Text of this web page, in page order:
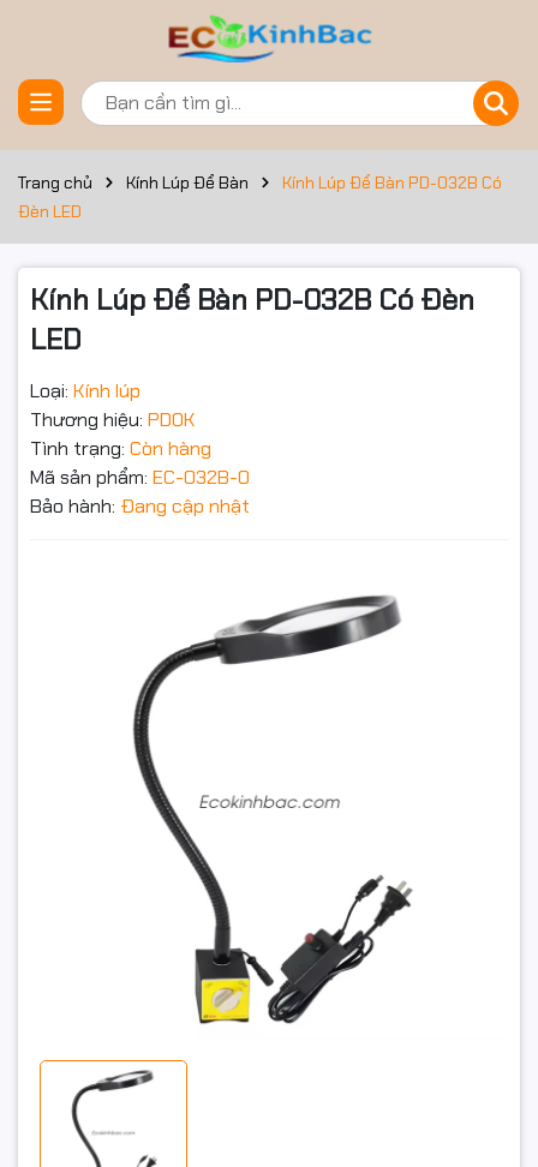
Trang chủ Kính Lúp Để Bàn
Kính Lúp Để Bàn PD-032B Có
Đèn LED
Kính Lúp Để Bàn PD-032B Có Đèn
LED
Loại: Kính lúp
Thương hiệu: PDOK
Tình trạng: Còn hàng
Mã sản phẩm: EC-032B-0
Bảo hành: Đang cập nhật
Đặt trước sản phẩm
Kính Lúp Để Bàn PD-032B Có Đèn LED
795.000₫
Đặt trước sản phẩm để nhận thêm nhiều ưu đãi bạn
GỬI THÔNG TIN